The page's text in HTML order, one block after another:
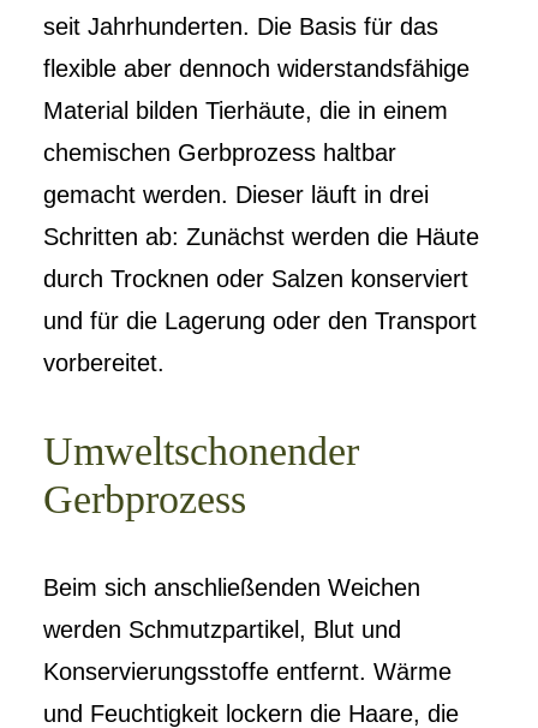
seit Jahrhunderten. Die Basis für das
flexible aber dennoch widerstandsfähige
Material bilden Tierhäute, die in einem
chemischen Gerbprozess haltbar
gemacht werden. Dieser läuft in drei
Schritten ab: Zunächst werden die Häute
durch Trocknen oder Salzen kon­serviert
und für die Lagerung oder den Transport
vorbereitet.
Umweltschonender
Gerbprozess
Beim sich anschließenden Weichen
werden Schmutzpartikel, Blut und
Konservierungsstoffe entfernt. Wärme
und Feuchtigkeit lockern die Haare, die